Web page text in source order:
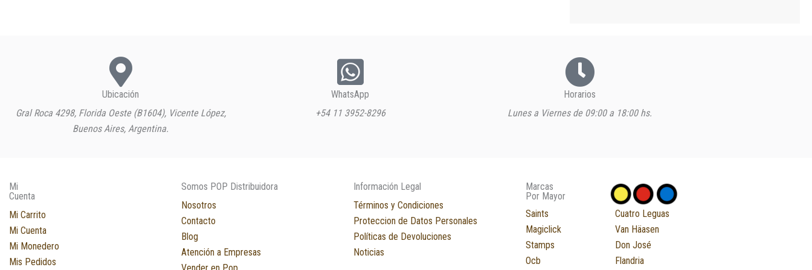
Ubicación
Gral Roca 4298, Florida Oeste (B1604), Vicente López,
Buenos Aires, Argentina.
WhatsApp
+54 11 3952-8296
Horarios
Lunes a Viernes de 09:00 a 18:00 hs.
Mi
Cuenta
Mi Carrito
Mi Cuenta
Mi Monedero
Mis Pedidos
Somos POP Distribuidora
Nosotros
Contacto
Blog
Atención a Empresas
Información Legal
Términos y Condiciones
Proteccion de Datos Personales
Políticas de Devoluciones
Noticias
Marcas
Por Mayor
Saints
Magiclick
Stamps
Ocb
Cuatro Leguas
Van Häasen
Don José
Flandria